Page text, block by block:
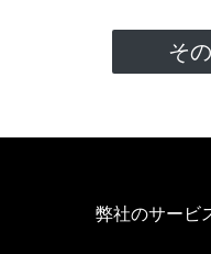
そ
弊社のサービ